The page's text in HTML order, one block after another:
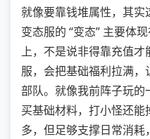
就像要靠钱堆属性，其实
变态服的 “变态” 主要体
上，不是说非得靠充值
服，会把基础福利拉满
部队。就像我前阵子玩
买基础材料，打小怪还
多，但足够支撑日常消